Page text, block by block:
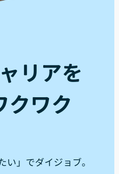
リアを
クワク
い」でダイジョブ。